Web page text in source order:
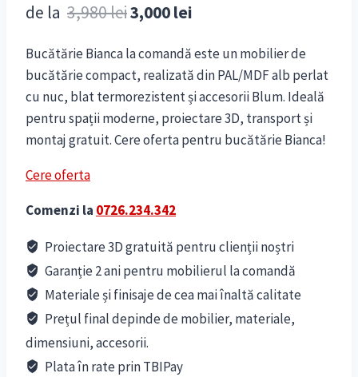
singure
de la 3,980leiPrețul
a
fost:
3,980 lei.
3,000lei
este:
3,000 lei.
Bucătărie Bianca la comandă este un mobilier de
bucătărie compact, realizată din PAL/MDF alb perlat
cu nuc, blat termorezistent și accesorii Blum. Ideală
pentru spații moderne, proiectare 3D, transport și
montaj gratuit. Cere oferta pentru bucătărie Bianca!
Cere oferta
Comenzi la 0726.234.342
Proiectare 3D gratuită pentru clienții noștri
Garanție 2 ani pentru mobilierul la comandă
Materiale și finisaje de cea mai înaltă calitate
Prețul final depinde de mobilier, materiale,
dimensiuni, accesorii.
Plata în rate prin TBIPay